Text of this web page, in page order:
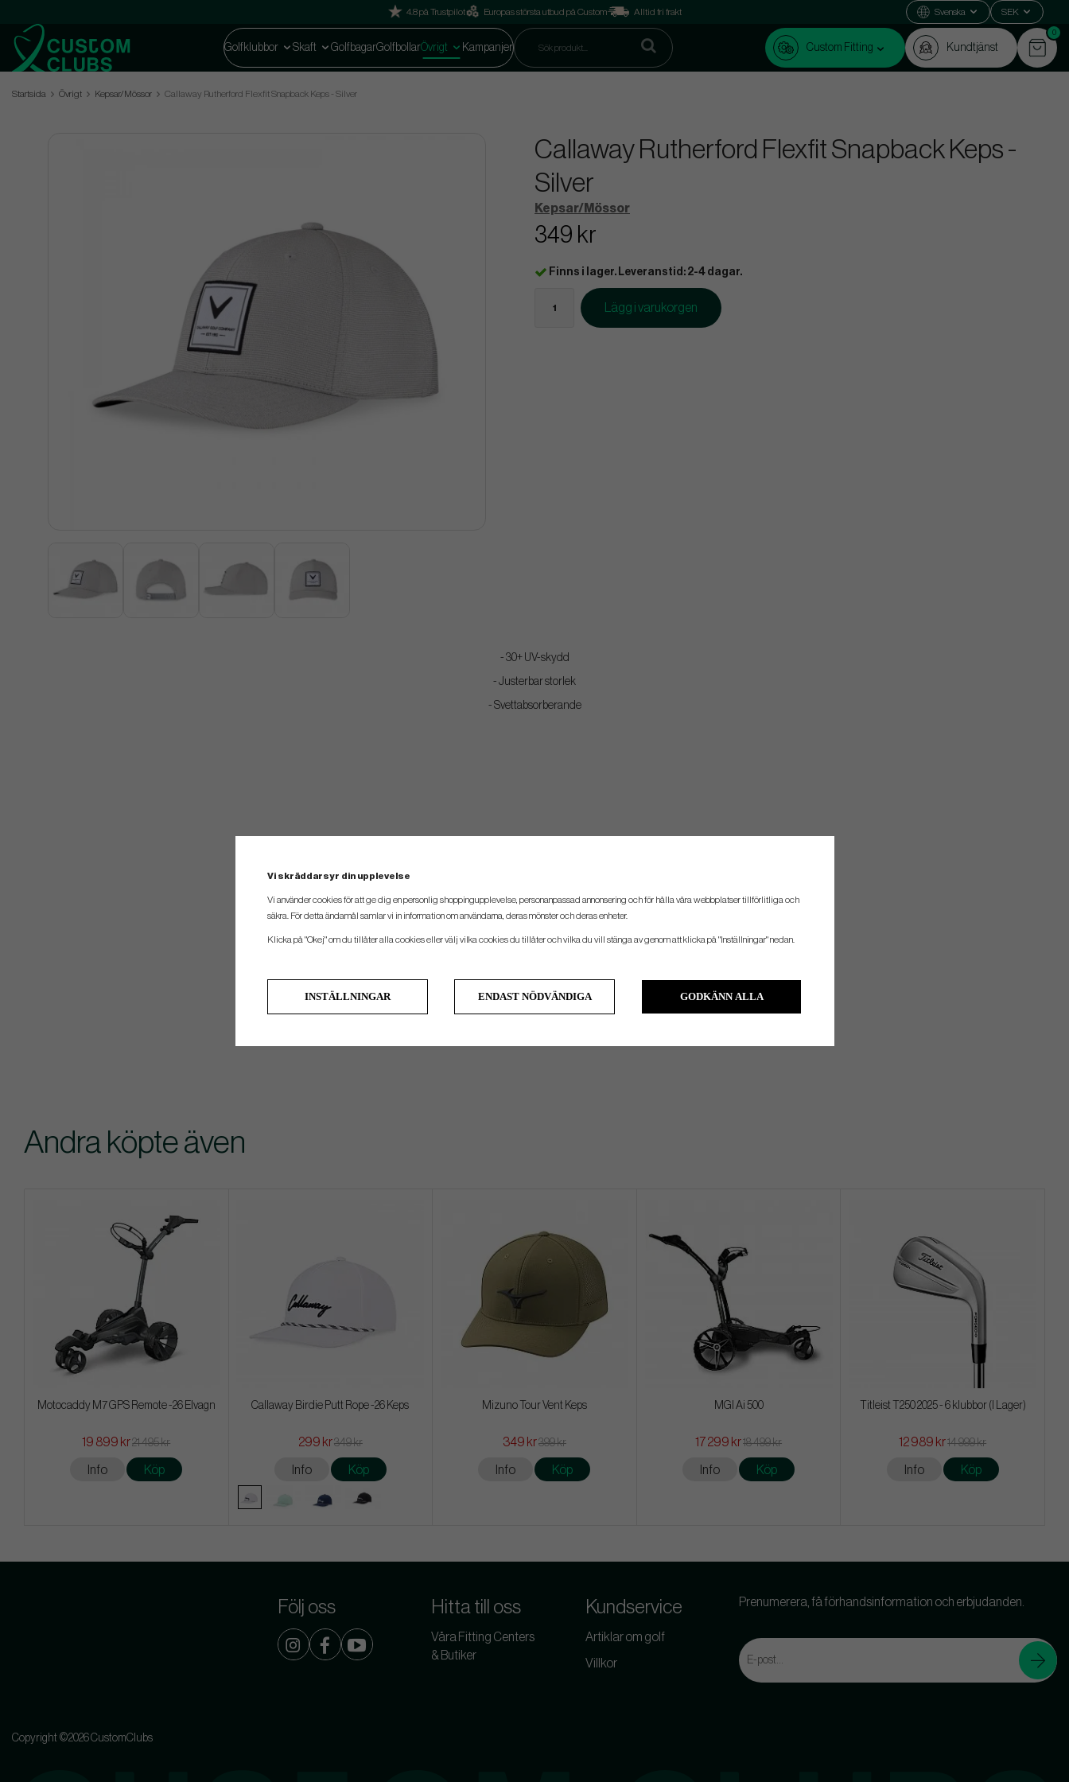
4.8 på Trustpilot Europas största utbud på Custom Alltid fri frakt Svenska SEK
Golfklubbor Skaft GolfbagarGolfbollarÖvrigt Kampanjer Custom Fitting Kundtjänst
0
Startsida Övrigt Kepsar/Mössor Callaway Rutherford Flexfit Snapback Keps - Silver
Callaway Rutherford Flexfit Snapback Keps -
Silver
Kepsar/Mössor
349 kr
Finns i lager. Leveranstid: 2-4 dagar.
Lägg i varukorgen
- 30+ UV-skydd
- Justerbar storlek
- Svettabsorberande
Andra köpte även
Motocaddy M7 GPS Remote -26 Elvagn
19 899 kr21 495 kr
Info Köp
Callaway Birdie Putt Rope -26 Keps
299 kr349 kr
Info Köp
Mizuno Tour Vent Keps
349 kr399 kr
Info Köp
MGI Ai 500
17 299 kr18 499 kr
Info Köp
Titleist T250 2025 - 6 klubbor (I Lager)
12 989 kr14 999 kr
Info Köp
Följ oss Hitta till oss
Våra Fitting Centers
& Butiker
Kundservice
Artiklar om golf
Villkor
Prenumerera, få förhandsinformation och erbjudanden.
Copyright ©2026 CustomClubs
Vi skräddarsyr din upplevelse
Vi använder cookies för att ge dig en personlig shoppingupplevelse, personanpassad annonsering och för hålla våra webbplatser tillförlitliga och
säkra. För detta ändamål samlar vi in information om användarna, deras mönster och deras enheter.
Klicka på "Okej" om du tillåter alla cookies eller välj vilka cookies du tillåter och vilka du vill stänga av genom att klicka på "Inställningar" nedan.
INSTÄLLNINGAR ENDAST NÖDVÄNDIGA GODKÄNN ALLA